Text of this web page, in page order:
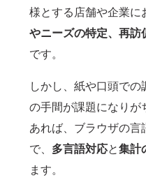
様とする店舗や企業に
やニーズの特定、再
です。
しかし、紙や口頭で
の手間が課題になりが
あれば、ブラウザの言
で、 多言語対応と集計
ます。